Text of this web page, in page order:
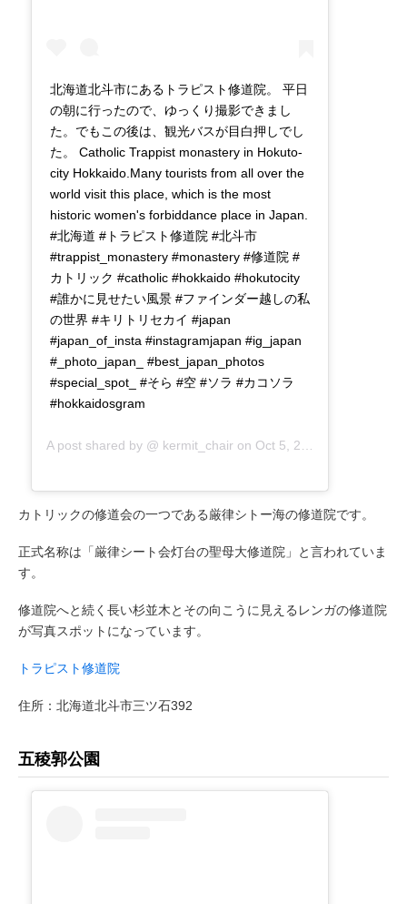
北海道北斗市にあるトラピスト修道院。 平日
の朝に行ったので、ゆっくり撮影できまし
た。でもこの後は、観光バスが目白押しでし
た。 Catholic Trappist monastery in Hokuto-
city Hokkaido.Many tourists from all over the
world visit this place, which is the most
historic women's forbiddance place in Japan.
#北海道 #トラピスト修道院 #北斗市
#trappist_monastery #monastery #修道院 #
カトリック #catholic #hokkaido #hokutocity
#誰かに見せたい風景 #ファインダー越しの私
の世界 #キリトリセカイ #japan
#japan_of_insta #instagramjapan #ig_japan
#_photo_japan_ #best_japan_photos
#special_spot_ #そら #空 #ソラ #カコソラ
#hokkaidosgram
A post shared by @ kermit_chair on Oct 5, 2018 at 3:36am PDT
カトリックの修道会の一つである厳律シトー海の修道院です。
正式名称は「厳律シート会灯台の聖母大修道院」と言われていま
す。
修道院へと続く長い杉並木とその向こうに見えるレンガの修道院
が写真スポットになっています。
トラピスト修道院
住所：北海道北斗市三ツ石392
五稜郭公園